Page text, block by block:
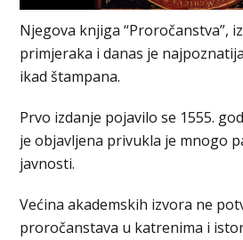
Njegova knjiga “Proročanstva”,
primjeraka i danas je
ikad štampana.
Prvo izdanje pojavilo se 1555.
je objavljena privukla je mnogo
javnosti.
Većina akademskih izvora ne
proročanstava u katrenima i